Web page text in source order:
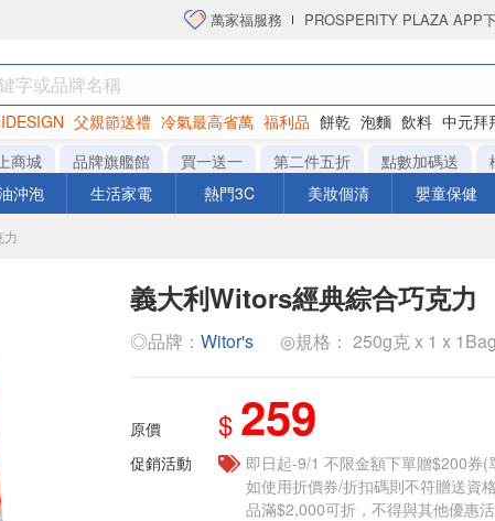
萬家福服務 PROSPERITY PLAZA APP
父親節送禮 冷氣最高省萬 福利品 餅乾 泡麵 飲料 中元拜
罐頭 衛生紙
商城 品牌旗艦館 買一送一 第二件五折 點數加碼送
沖泡 生活家電 熱門3C 美妝個清 嬰童保健
義大利Witors經典綜合巧克力
◎品牌： Witor's ◎規格： 250g克 x 1 x
原價 $ 259
促銷活動
即日起-9/1 不限金額下單贈$200券
如使用折價券/折扣碼則不符贈送資
品滿$2,000可折，不得與其他優惠